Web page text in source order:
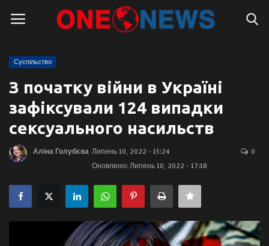
Логін
Головна
Контакти
Підтримати проєкт
Правила для блогерів
Суспільство
З початку війни в Україні
зафіксували 124 випадки
сексуального насильств
Аліна Голубєва Липень 10, 2022 - 15:24
Оновлено: Липень 10, 2022 - 17:18
0